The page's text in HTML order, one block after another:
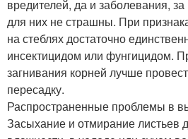
вредителей, да и заболевания,
для них не страшны. При
на стеблях достаточно
инсектицидом или фунгицидом.
загнивания корней лучше
пересадку.
Распространенные проблемы в
Засыхание и отмирание листьев